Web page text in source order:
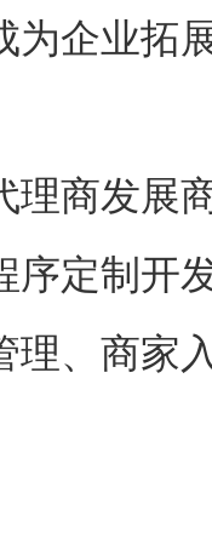
为企业拓
理商发展
序定制开
理、商家